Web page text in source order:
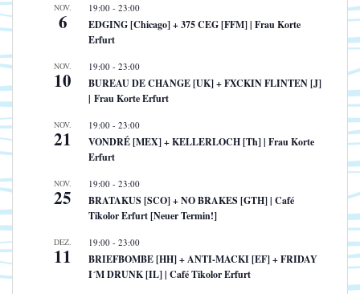
NOV.
6
19:00 - 23:00
EDGING [Chicago] + 375 CEG [FFM] | Frau Korte
Erfurt
NOV.
10
19:00 - 23:00
BUREAU DE CHANGE [UK] + FXCKIN FLINTEN [J]
| Frau Korte Erfurt
NOV.
21
19:00 - 23:00
VONDRÉ [MEX] + KELLERLOCH [Th] | Frau Korte
Erfurt
NOV.
25
19:00 - 23:00
BRATAKUS [SCO] + NO BRAKES [GTH] | Café
Tikolor Erfurt [Neuer Termin!]
DEZ.
11
19:00 - 23:00
BRIEFBOMBE [HH] + ANTI-MACKI [EF] + FRIDAY
I´M DRUNK [IL] | Café Tikolor Erfurt